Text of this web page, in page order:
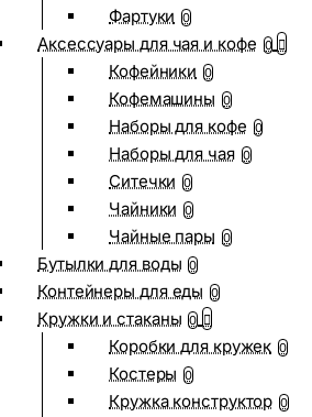
Фартуки 0
Аксессуары для чая и кофе 0
Кофейники 0
Кофемашины 0
Наборы для кофе 0
Наборы для чая 0
Ситечки 0
Чайники 0
Чайные пары 0
Бутылки для воды 0
Контейнеры для еды 0
Кружки и стаканы 0
Коробки для кружек 0
Костеры 0
Кружка конструктор 0